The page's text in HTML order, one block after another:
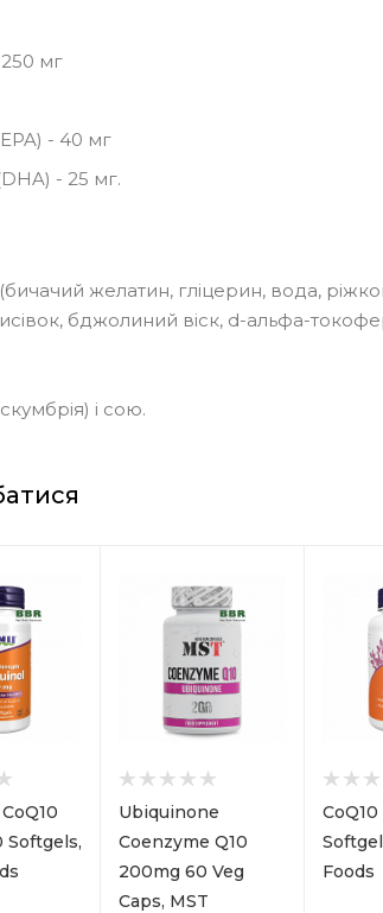
мг
- 40 мг
- 25 мг.
желатин, гліцерин, вода,
бджолиний віск, d-альфа-
і сою.
Softgels,
Ubiquinone
Coenzyme Q10
200mg 60 Veg
Caps, MST
Foods